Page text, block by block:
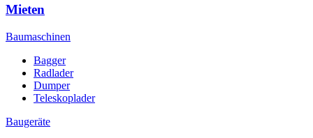
Mieten
Baumaschinen
Bagger
Radlader
Dumper
Teleskoplader
Baugeräte